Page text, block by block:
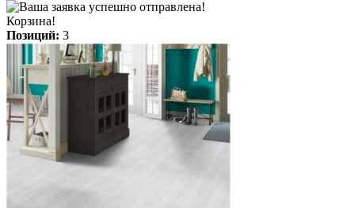
Корзина!
Позиций: 3